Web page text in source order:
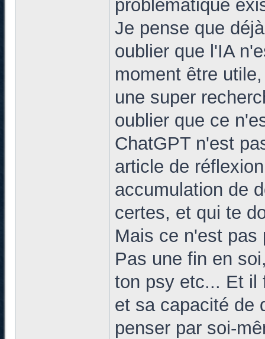
problématique
Je pense que
oublier que l'IA
moment être
une super
oublier que ce
ChatGPT n'est
article de
accumulation de
certes, et qui te
Mais ce n'est pas
Pas une fin en
ton psy etc... Et il
et sa capacité de
penser par soi-